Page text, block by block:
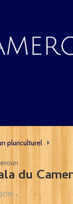
pluriculturel
du
•